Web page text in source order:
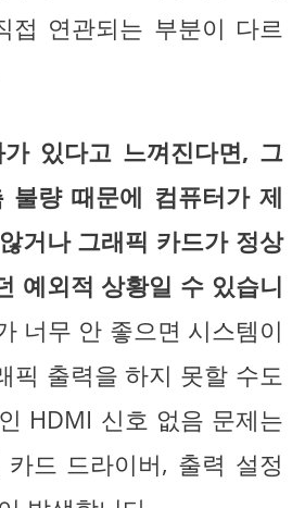
접 연관되는 부분이 다르
있다고 느껴진다면, 그
불량 때문에 컴퓨터가 제
거나 그래픽 카드가 정상
예외적 상황일 수 있습니
너무 안 좋으면 시스템이
픽 출력을 하지 못할 수도
HDMI 신호 없음 문제는
드 드라이버, 출력 설정